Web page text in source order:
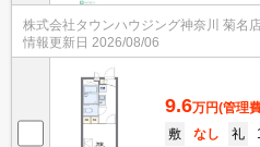
株式会社タウンハウジング神奈川 菊名店
情報更新日 2026/08/06
9.6万円(管理
敷
なし 礼